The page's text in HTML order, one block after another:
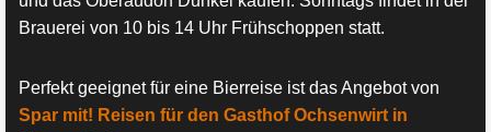
Brauerei von 10 bis 14 Uhr Frühschoppen statt.
Perfekt geeignet für eine Bierreise ist das Angebot von
Spar mit! Reisen für den Gasthof Ochsenwirt in